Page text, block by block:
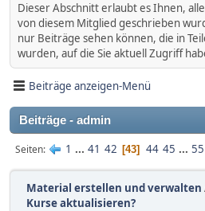
Dieser Abschnitt erlaubt es Ihnen,
von diesem Mitglied geschrieben
nur Beiträge sehen können, die in
wurden, auf die Sie aktuell Zugriff
Beiträge anzeigen-Menü
Beiträge - admin
Seiten 1 ... 41 42 43 44 45 ... 55
Material erstellen und verwalten
Kurse aktualisieren?